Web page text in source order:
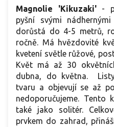
sezónu krásy vaší zahrady.
Magnolie 'Kikuzaki' -
pyšní svými
dorůstá do 4-5 metrů,
ročně. Má hvězdovité
kvetení světle růžové,
Květ má až 30
dubna, do května.
tvaru a objevují se až
nedoporučujeme. Tento
také jako solitér.
prvkem do zahrad,